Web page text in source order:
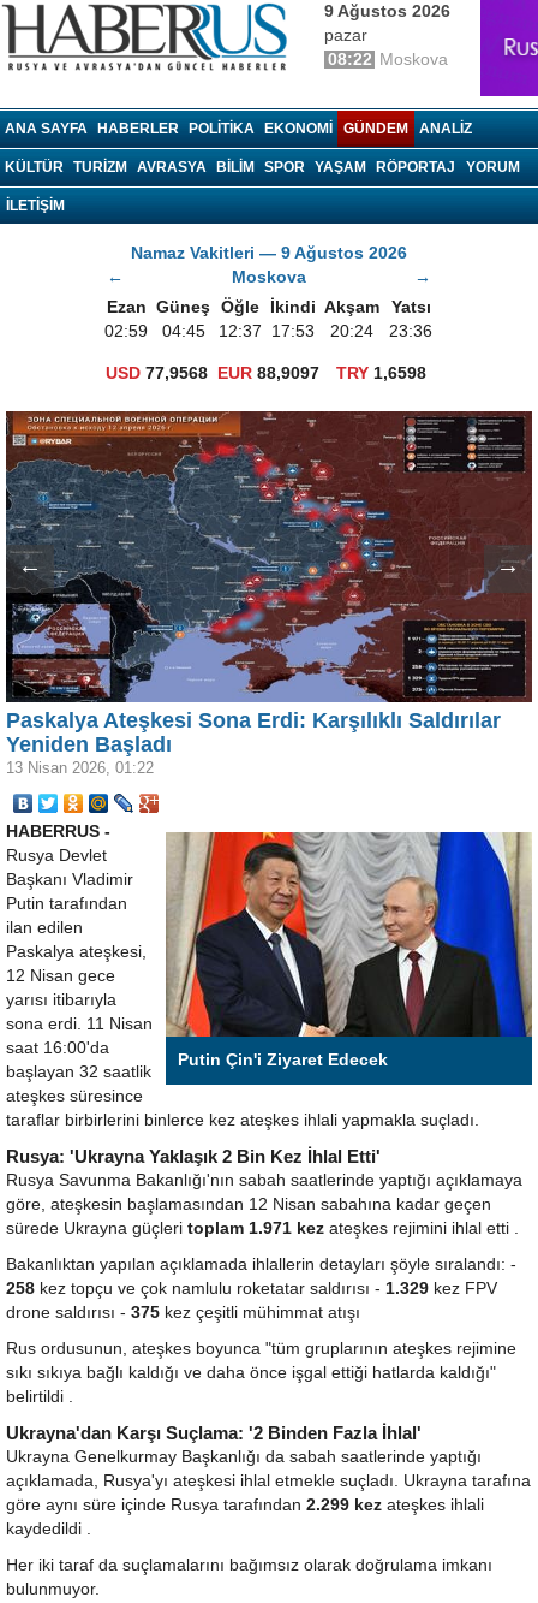
9 Ağustos 2026
pazar
08:22 Moskova
ANA SAYFA HABERLER POLITIKA EKONOMI GÜNDEM ANALIZ
KÜLTÜR TURIZM AVRASYA BILIM SPOR YAŞAM RÖPORTAJ YORUM
İLETİŞİM
Namaz Vakitleri — 9 Ağustos 2026
←
Moskova
→
Ezan Güneş Öğle İkindi Akşam
Yatsı
02:59
04:45 12:37 17:53 20:24 23:36
USD 77,9568 EUR 88,9097 TRY1,6598
← →
Paskalya Ateşkesi Sona Erdi: Karşılıklı Saldırılar
Yeniden Başladı
13 Nisan 2026, 01:22
Putin Çin'i Ziyaret Edecek
HABERRUS -
Rusya Devlet
Başkanı Vladimir
Putin tarafından
ilan edilen
Paskalya ateşkesi,
12 Nisan gece
yarısı itibarıyla
sona erdi. 11 Nisan
saat 16:00'da
başlayan 32 saatlik
ateşkes süresince
taraflar birbirlerini binlerce kez ateşkes ihlali yapmakla suçladı.
Rusya: 'Ukrayna Yaklaşık 2 Bin Kez İhlal Etti'
Rusya Savunma Bakanlığı'nın sabah saatlerinde yaptığı açıklamaya
göre, ateşkesin başlamasından 12 Nisan sabahına kadar geçen
sürede Ukrayna güçleri toplam 1.971 kez ateşkes rejimini ihlal etti .
Bakanlıktan yapılan açıklamada ihlallerin detayları şöyle sıralandı: -
258 kez topçu ve çok namlulu roketatar saldırısı - 1.329 kez FPV
drone saldırısı - 375 kez çeşitli mühimmat atışı
Rus ordusunun, ateşkes boyunca "tüm gruplarının ateşkes rejimine
sıkı sıkıya bağlı kaldığı ve daha önce işgal ettiği hatlarda kaldığı"
belirtildi .
Ukrayna'dan Karşı Suçlama: '2 Binden Fazla İhlal'
Ukrayna Genelkurmay Başkanlığı da sabah saatlerinde yaptığı
açıklamada, Rusya'yı ateşkesi ihlal etmekle suçladı. Ukrayna tarafına
göre aynı süre içinde Rusya tarafından 2.299 kez ateşkes ihlali
kaydedildi .
Her iki taraf da suçlamalarını bağımsız olarak doğrulama imkanı
bulunmuyor.